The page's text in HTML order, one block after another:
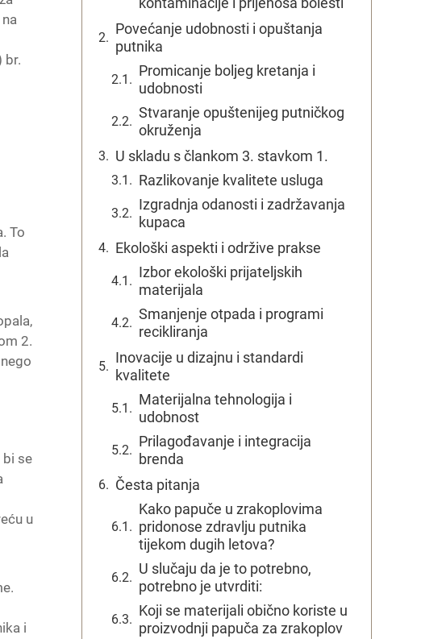
br.
To
2.
bi se
u
i
Povećanje udobnosti i opuštanja
putnika
Promicanje boljeg kretanja i
udobnosti
Stvaranje opuštenijeg putničkog
okruženja
U skladu s člankom 3. stavkom 1.
Razlikovanje kvalitete usluga
Izgradnja odanosti i zadržavanja
kupaca
Ekološki aspekti i održive prakse
Izbor ekološki prijateljskih
materijala
Smanjenje otpada i programi
recikliranja
Inovacije u dizajnu i standardi
kvalitete
Materijalna tehnologija i
udobnost
Prilagođavanje i integracija
brenda
Česta pitanja
Kako papuče u zrakoplovima
pridonose zdravlju putnika
tijekom dugih letova?
U slučaju da je to potrebno,
potrebno je utvrditi:
Koji se materijali obično koriste u
proizvodnji papuča za zrakoplov